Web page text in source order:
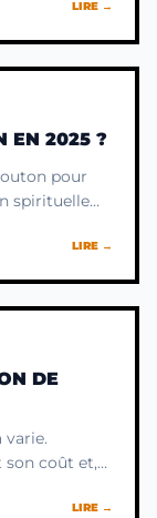
LIRE →
EN 2025 ?
pour
spirituelle
LIRE →
DE
varie.
son coût et,
LIRE →